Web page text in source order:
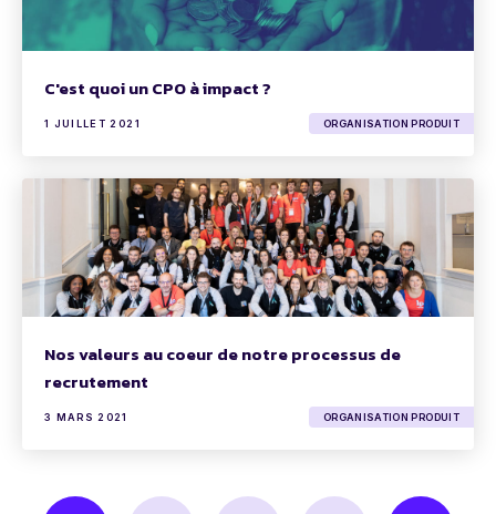
C'est quoi un CPO à impact ?
1 JUILLET 2021 ORGANISATION PRODUIT
Nos valeurs au coeur de notre processus de
recrutement
3 MARS 2021 ORGANISATION PRODUIT